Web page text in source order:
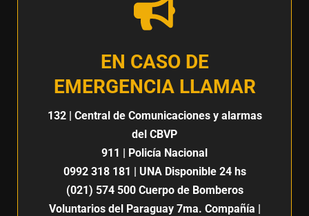
EN CASO DE
EMERGENCIA LLAMAR
132| Central de Comunicaciones y alarmas
del CBVP
911 | Policía Nacional
0992 318 181 | UNA Disponible 24 hs
(021) 574 500Cuerpo de Bomberos
Voluntarios del Paraguay 7ma. Compañía |